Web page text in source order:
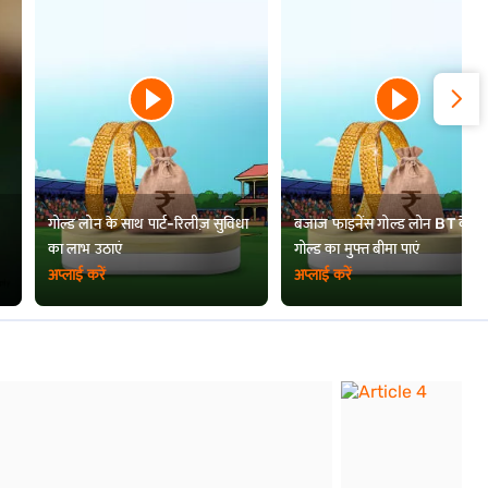
राजस्थान में सोने का भाव
सिक्किम में सोने का भाव
पंजाब में सोने का भाव
तेलंगाना में सोने का भाव
त्रिपुरा में गोल्ड दर
गोल्ड लोन के साथ पार्ट-रिलीज़ सुविधा
का लाभ उठाएं
अप्लाई करें
बजाज फाइनेंस गोल्ड लोन BT के
गोल्ड का मुफ्त बीमा पाएं
अप्लाई करें